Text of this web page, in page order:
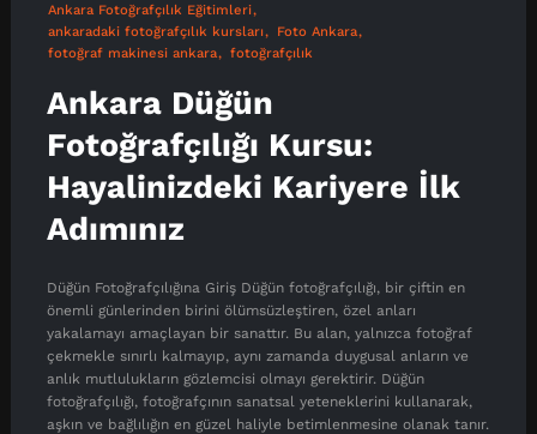
Ankara Fotoğrafçılık Eğitimleri
ankaradaki fotoğrafçılık kursları
Foto Ankara
fotoğraf makinesi ankara
fotoğrafçılık
Ankara Düğün
Fotoğrafçılığı Kursu:
Hayalinizdeki Kariyere İlk
Adımınız
Düğün Fotoğrafçılığına Giriş Düğün fotoğrafçılığı, bir çiftin en
önemli günlerinden birini ölümsüzleştiren, özel anları
yakalamayı amaçlayan bir sanattır. Bu alan, yalnızca fotoğraf
çekmekle sınırlı kalmayıp, aynı zamanda duygusal anların ve
anlık mutlulukların gözlemcisi olmayı gerektirir. Düğün
fotoğrafçılığı, fotoğrafçının sanatsal yeteneklerini kullanarak,
aşkın ve bağlılığın en güzel haliyle betimlenmesine olanak tanır.